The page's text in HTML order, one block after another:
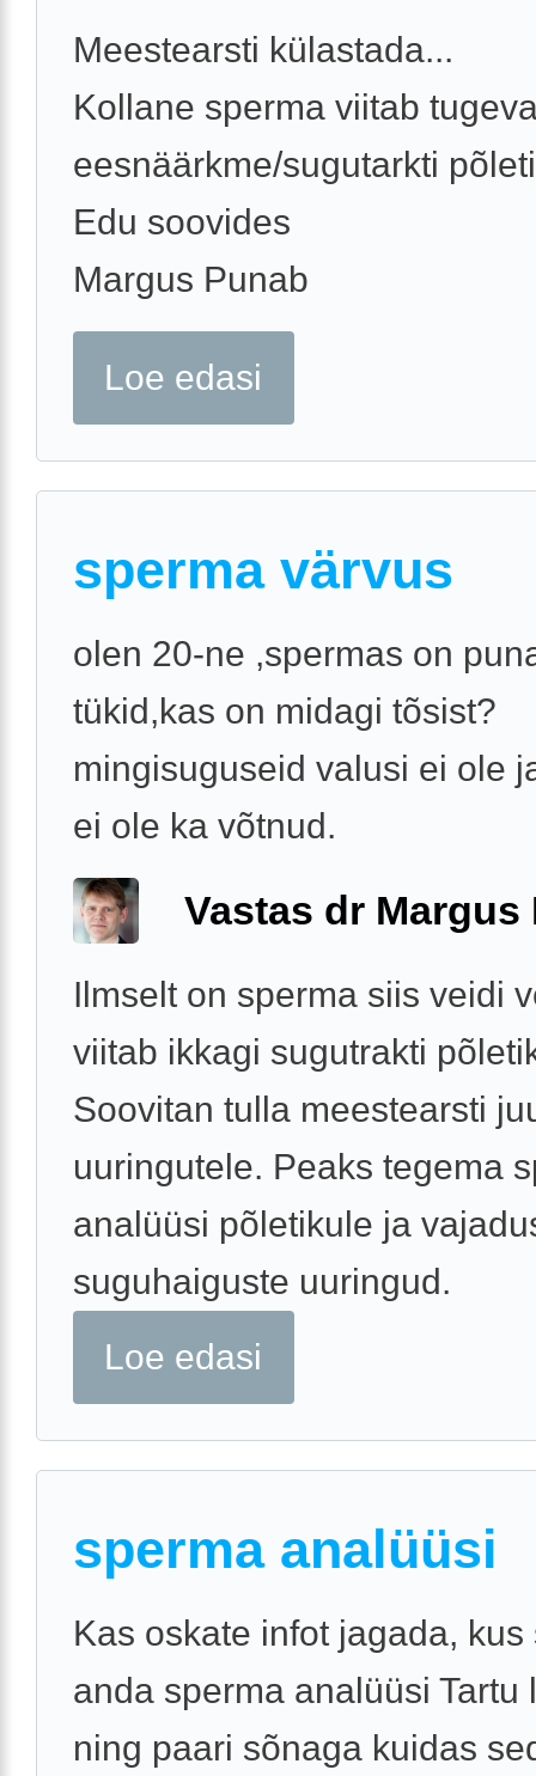
Meestearsti külastada...
Kollane sperma viitab
eesnäärkme/sugutarkti
Edu soovides
Margus Punab
Loe edasi
sperma värvus
olen 20-ne ,spermas on
tükid,kas on midagi tõsist?
mingisuguseid valusi ei ole
ei ole ka võtnud.
Vastas dr Margus
Ilmselt on sperma siis veidi
viitab ikkagi sugutrakti
Soovitan tulla meestearsti
uuringutele. Peaks tegema
analüüsi põletikule ja
suguhaiguste uuringud.
Loe edasi
sperma analüüsi
Kas oskate infot jagada, kus
anda sperma analüüsi Tartu
ning paari sõnaga kuidas